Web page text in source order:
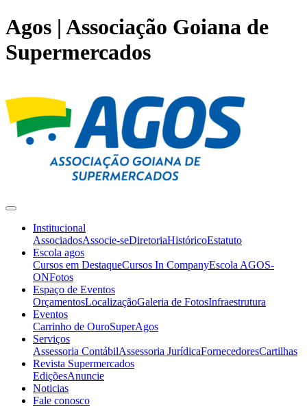
Agos | Associação Goiana de
Supermercados
Institucional
AssociadosAssocie-seDiretoriaHistóricoEstatuto
Escola agos
Cursos em DestaqueCursos In CompanyEscola AGOS-
ONFotos
Espaço de Eventos
OrçamentosLocalizaçãoGaleria de FotosInfraestrutura
Eventos
Carrinho de OuroSuperAgos
Serviços
Assessoria ContábilAssessoria JurídicaFornecedoresCartilhas
Revista Supermercados
EdiçõesAnuncie
Noticias
Fale conosco